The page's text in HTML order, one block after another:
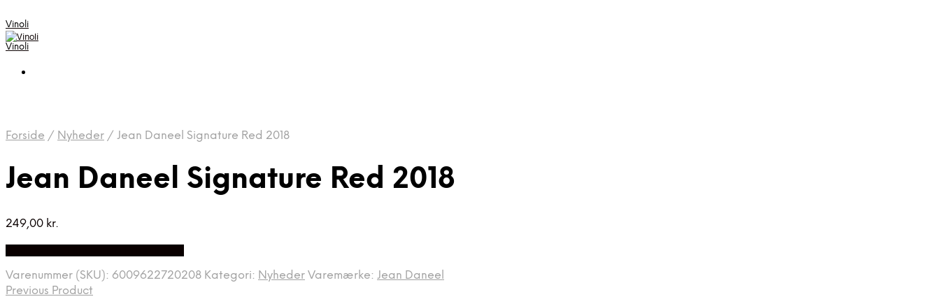
Vinoli
Vinoli
Forside / Nyheder / Jean Daneel Signature Red 2018
Jean Daneel Signature Red 2018
249,00 kr.
Varenummer (SKU): 6009622720208 Kategori: Nyheder Varemærke: Jean Daneel
Previous Product